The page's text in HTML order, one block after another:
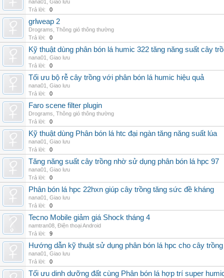
nana01
Giao lưu
Trả lời:
0
grlweap 2
Drograms Thông gió thông thường
Trả lời:
0
Kỹ thuật dùng phân bón lá humic 322 tăng năng suất cây
nana01
Giao lưu
Trả lời:
0
Tối ưu bộ rễ cây trồng với phân bón lá humic hiệu quả
nana01
Giao lưu
Trả lời:
0
Faro scene filter plugin
Drograms Thông gió thông thường
Trả lời:
0
Kỹ thuật dùng Phân bón lá htc đại ngàn tăng năng suất lúa
nana01
Giao lưu
Trả lời:
0
Tăng năng suất cây trồng nhờ sử dụng phân bón lá hpc 97
nana01
Giao lưu
Trả lời:
0
Phân bón lá hpc 22hxn giúp cây trồng tăng sức đề kháng
nana01
Giao lưu
Trả lời:
0
Tecno Mobile giảm giá Shock tháng 4
namtran08 Điện thoại Android
Trả lời:
9
Hướng dẫn kỹ thuật sử dụng phân bón lá hpc cho cây trồng
nana01
Giao lưu
Trả lời:
0
Tối ưu dinh dưỡng đất cùng Phân bón lá hợp trí super